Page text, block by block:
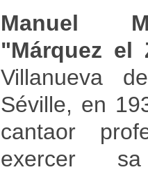
Manuel
"Márquez el
Villanueva
Séville, en
cantaor
exercer